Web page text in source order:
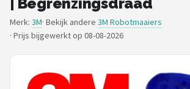
Grasmaaiers
Hogedrukreinigers
Grastrimmers
Merk: 3M· Bekijk andere 3M Robotmaaiers
· Prijs bijgewerkt op 08-08-2026